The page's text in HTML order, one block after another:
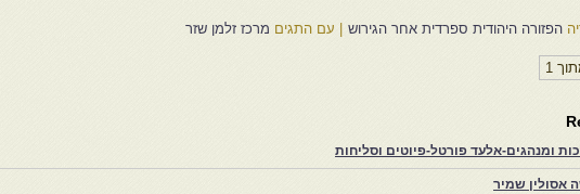
הפזורה היהודית ספרדית אחר הגירוש עם התגים מרכז זלמן שזר
ומנהגים-אלעד פורטל-פיוטים וסליחות
שמיר